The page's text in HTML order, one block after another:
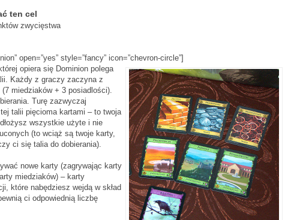
ten cel
zwycięstwa
open=”yes” style=”fancy” icon=”chevron-circle”]
opiera się Dominion polega
Każdy z graczy zaczyna z
miedziaków + 3 posiadlości).
Turę zazwyczaj
talii pięcioma kartami – to twoja
wszystkie użyte i nie
(to wciąż są twoje karty,
ci się talia do dobierania).
nowe karty (zagrywając karty
miedziaków) – karty
które nabędziesz wejdą w skład
ci odpowiednią liczbę